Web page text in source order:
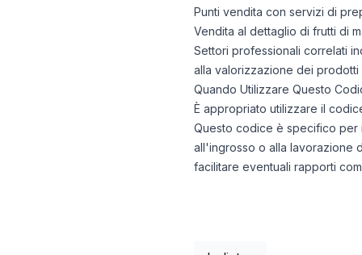
Punti vendita con servizi di
Vendita al dettaglio di frutti di
Settori professionali correlati
alla valorizzazione dei prodotti
Quando Utilizzare Questo
È appropriato utilizzare il
Questo codice è specifico per
all'ingrosso o alla lavorazione
facilitare eventuali rapporti